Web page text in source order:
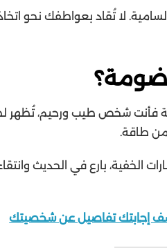
لا تُقاد بعواطفك نحو
فأنت شخص طيب ورحيم، تُظهر
من طاقة.
الخفية، بارع في الحديث
إجابتك تفاصيل عن شخصيتك